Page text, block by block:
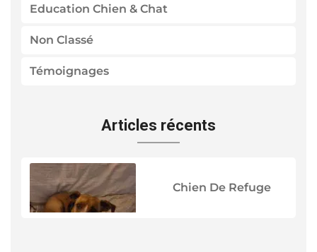
Education Chien & Chat
Non Classé
Témoignages
Articles récents
Chien De Refuge